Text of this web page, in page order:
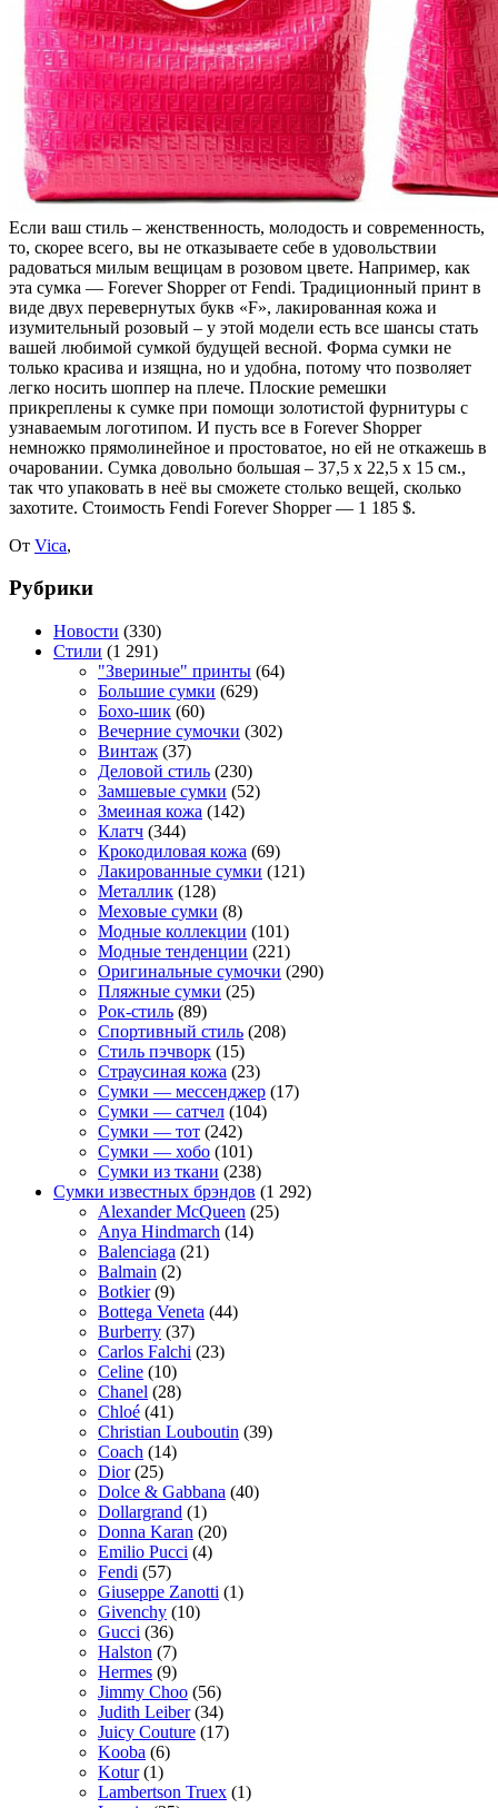
Если ваш стиль – женственность, молодость и современность,
то, скорее всего, вы не отказываете себе в удовольствии
радоваться милым вещицам в розовом цвете. Например, как
эта сумка — Forever Shopper от Fendi. Традиционный принт в
виде двух перевернутых букв «F», лакированная кожа и
изумительный розовый – у этой модели есть все шансы стать
вашей любимой сумкой будущей весной. Форма сумки не
только красива и изящна, но и удобна, потому что позволяет
легко носить шоппер на плече. Плоские ремешки
прикреплены к сумке при помощи золотистой фурнитуры с
узнаваемым логотипом. И пусть все в Forever Shopper
немножко прямолинейное и простоватое, но ей не откажешь в
очаровании. Сумка довольно большая – 37,5 х 22,5 х 15 см.,
так что упаковать в неё вы сможете столько вещей, сколько
захотите. Стоимость Fendi Forever Shopper — 1 185 $.
От Vica,
Рубрики
Новости (330)
Стили (1 291)
"Звериные" принты (64)
Большие сумки (629)
Бохо-шик (60)
Вечерние сумочки (302)
Винтаж (37)
Деловой стиль (230)
Замшевые сумки (52)
Змеиная кожа (142)
Клатч (344)
Крокодиловая кожа (69)
Лакированные сумки (121)
Металлик (128)
Меховые сумки (8)
Модные коллекции (101)
Модные тенденции (221)
Оригинальные сумочки (290)
Пляжные сумки (25)
Рок-стиль (89)
Спортивный стиль (208)
Стиль пэчворк (15)
Страусиная кожа (23)
Сумки — мессенджер (17)
Сумки — сатчел (104)
Сумки — тот (242)
Сумки — хобо (101)
Сумки из ткани (238)
Сумки известных брэндов (1 292)
Alexander McQueen (25)
Anya Hindmarch (14)
Balenciaga (21)
Balmain (2)
Botkier(9)
Bottega Veneta (44)
Burberry (37)
Carlos Falchi (23)
Celine (10)
Chanel (28)
Chloé (41)
Christian Louboutin (39)
Coach (14)
Dior(25)
Dolce & Gabbana (40)
Dollargrand (1)
Donna Karan (20)
Emilio Pucci (4)
Fendi (57)
Giuseppe Zanotti (1)
Givenchy (10)
Gucci (36)
Halston (7)
Hermes (9)
Jimmy Choo (56)
Judith Leiber(34)
Juicy Couture (17)
Kooba (6)
Kotur(1)
Lambertson Truex (1)